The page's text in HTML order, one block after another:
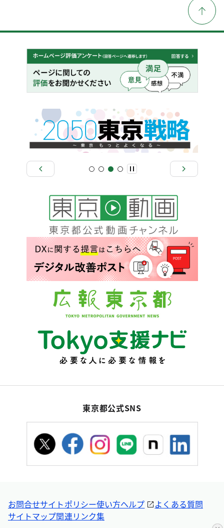
東京都公式SNS
お問合せサイトポリシー使い方ヘルプ
よくある質問
サイトマップ関連リンク集